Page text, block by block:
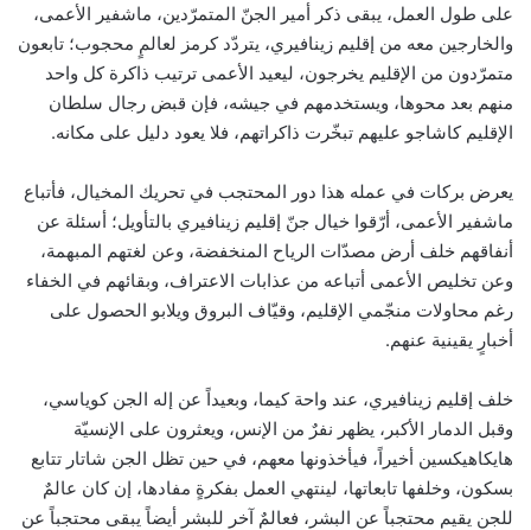
على طول العمل، يبقى ذكر أمير الجنّ المتمرّدين، ماشفير الأعمى،
والخارجين معه من إقليم زينافيري، يتردّد كرمز لعالمٍ محجوب؛ تابعون
متمرّدون من الإقليم يخرجون، ليعيد الأعمى ترتيب ذاكرة كل واحد
منهم بعد محوها، ويستخدمهم في جيشه، فإن قبض رجال سلطان
الإقليم كاشاجو عليهم تبخّرت ذاكراتهم، فلا يعود دليل على مكانه.
يعرض بركات في عمله هذا دور المحتجب في تحريك المخيال، فأتباع
ماشفير الأعمى، أرّقوا خيال جنّ إقليم زينافيري بالتأويل؛ أسئلة عن
أنفاقهم خلف أرض مصدّات الرياح المنخفضة، وعن لغتهم المبهمة،
وعن تخليص الأعمى أتباعه من عذابات الاعتراف، وبقائهم في الخفاء
رغم محاولات منجّمي الإقليم، وقيّاف البروق ويلابو الحصول على
أخبارٍ يقينية عنهم.
خلف إقليم زينافيري، عند واحة كيما، وبعيداً عن إله الجن كوياسي،
وقبل الدمار الأكبر، يظهر نفرٌ من الإنس، ويعثرون على الإنسيّة
هايكاهيكسين أخيراً، فيأخذونها معهم، في حين تظل الجن شاتار تتابع
بسكون، وخلفها تابعاتها، لينتهي العمل بفكرةٍ مفادها، إن كان عالمٌ
للجن يقيم محتجباً عن البشر، فعالمٌ آخر للبشر أيضاً يبقى محتجباً عن